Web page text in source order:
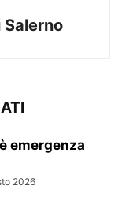
Salerno
emergenza
2026